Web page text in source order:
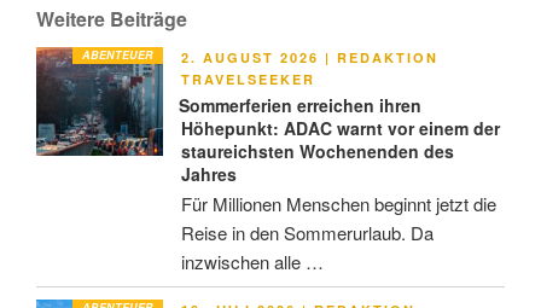
Weitere Beiträge
ABENTEUER
VERÖFFENTLICHT
AM
2. AUGUST 2026 | REDAKTION
TRAVELSEEKER
Sommerferien erreichen ihren
Höhepunkt: ADAC warnt vor einem der
staureichsten Wochenenden des
Jahres
Für Millionen Menschen beginnt jetzt die
Reise in den Sommerurlaub. Da
inzwischen alle …